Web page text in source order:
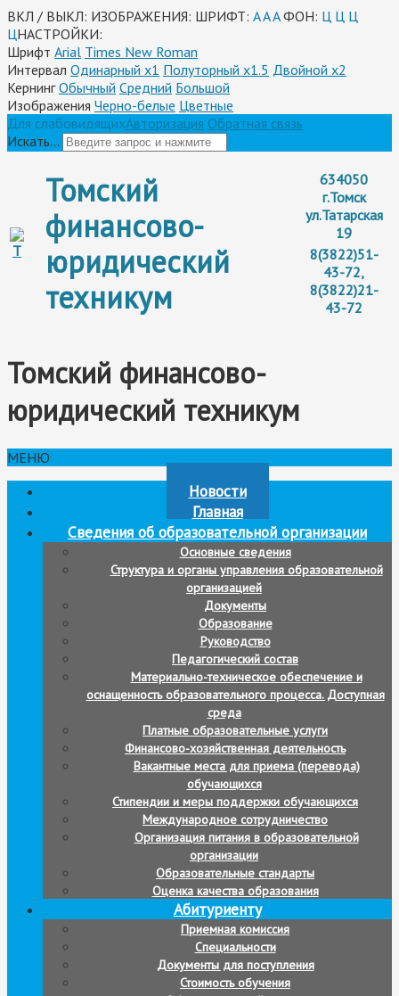
ВКЛ / ВЫКЛ: ИЗОБРАЖЕНИЯ: ШРИФТ: AAA ФОН: Ц Ц Ц
ЦНАСТРОЙКИ:
Шрифт Arial Times New Roman
Интервал Одинарный х1 Полуторный х1.5 Двойной х2
КернингОбычный Средний Большой
Изображения Черно-белые Цветные
Для слабовидящихАвторизация Обратная связь
Искать...
Томский
финансово-
юридический
техникум
634050
г.Томск
ул.Татарская
19
8(3822)51-
43-72,
8(3822)21-
43-72
Томский финансово-
юридический техникум
МЕНЮ
Новости
Главная
Сведения об образовательной организации
Основные сведения
Структура и органы управления образовательной
организацией
Документы
Образование
Руководство
Педагогический состав
Материально-техническое обеспечение и
оснащенность образовательного процесса. Доступная
среда
Платные образовательные услуги
Финансово-хозяйственная деятельность
Вакантные места для приема (перевода)
обучающихся
Стипендии и меры поддержки обучающихся
Международное сотрудничество
Организация питания в образовательной
организации
Образовательные стандарты
Оценка качества образования
Абитуриенту
Приемная комиссия
Специальности
Документы для поступления
Стоимость обучения